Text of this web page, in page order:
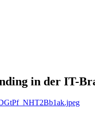
in der IT-